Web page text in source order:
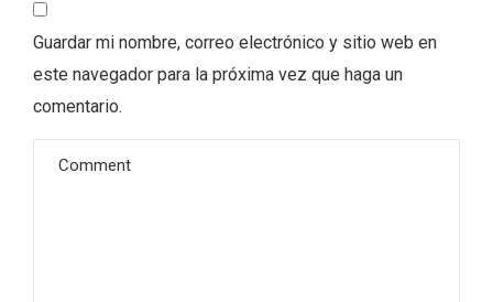
Guardar mi nombre, correo electrónico y sitio web en
este navegador para la próxima vez que haga un
comentario.